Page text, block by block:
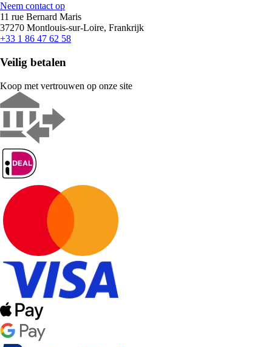
Neem contact op
11 rue Bernard Maris
37270 Montlouis-sur-Loire, Frankrijk
+33 1 86 47 62 58
Veilig betalen
Koop met vertrouwen op onze site